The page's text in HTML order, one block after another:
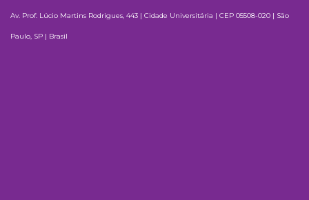
Av. Prof. Lúcio Martins Rodrigues, 443 | Cidade Universitária | CEP 05508-020 | São
Paulo, SP | Brasil